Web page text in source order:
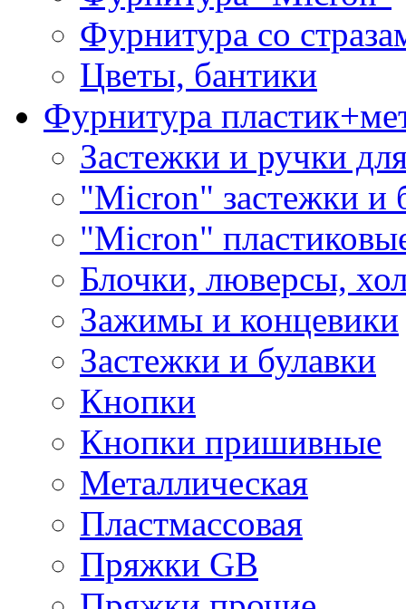
Фурнитура со
Цветы, бантики
Фурнитура
Застежки и ручки
"Micron" застежки и
"Micron"
Блочки, люверсы,
Зажимы и концевики
Застежки и булавки
Кнопки
Кнопки пришивные
Металлическая
Пластмассовая
Пряжки GB